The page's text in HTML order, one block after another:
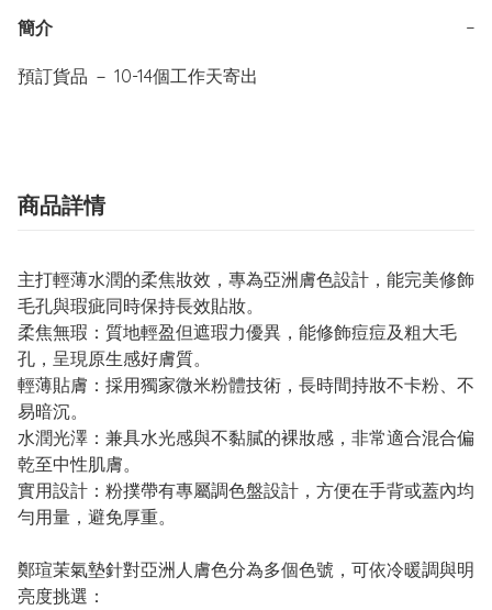
簡介 −
商品詳情
主打輕薄水潤的柔焦妝效，專為亞洲膚色設計，能完美修飾
毛孔與瑕疵同時保持長效貼妝。
柔焦無瑕：質地輕盈但遮瑕力優異，能修飾痘痘及粗大毛
孔，呈現原生感好膚質。
輕薄貼膚：採用獨家微米粉體技術，長時間持妝不卡粉、不
易暗沉。
水潤光澤：兼具水光感與不黏膩的裸妝感，非常適合混合偏
乾至中性肌膚。
實用設計：粉撲帶有專屬調色盤設計，方便在手背或蓋內均
勻用量，避免厚重。
鄭瑄茉氣墊針對亞洲人膚色分為多個色號，可依冷暖調與明
亮度挑選：